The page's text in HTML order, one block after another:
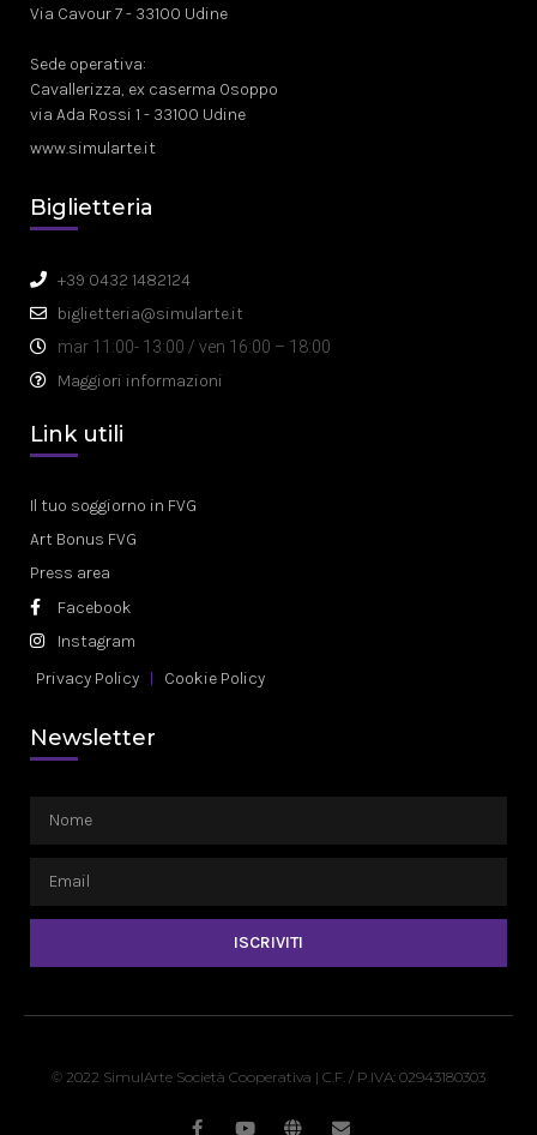
Via Cavour 7 - 33100 Udine
Sede operativa:
Cavallerizza, ex caserma Osoppo
via Ada Rossi 1 - 33100 Udine
www.simularte.it
Biglietteria
+39 0432 1482124
biglietteria@simularte.it
mar 11:00- 13:00 / ven 16:00 – 18:00
Maggiori informazioni
Link utili
Il tuo soggiorno in FVG
Art Bonus FVG
Press area
Facebook
Instagram
Privacy Policy
Cookie Policy
Newsletter
ISCRIVITI
© 2022 SimulArte Società Cooperativa | C.F. / P.IVA: 02943180303